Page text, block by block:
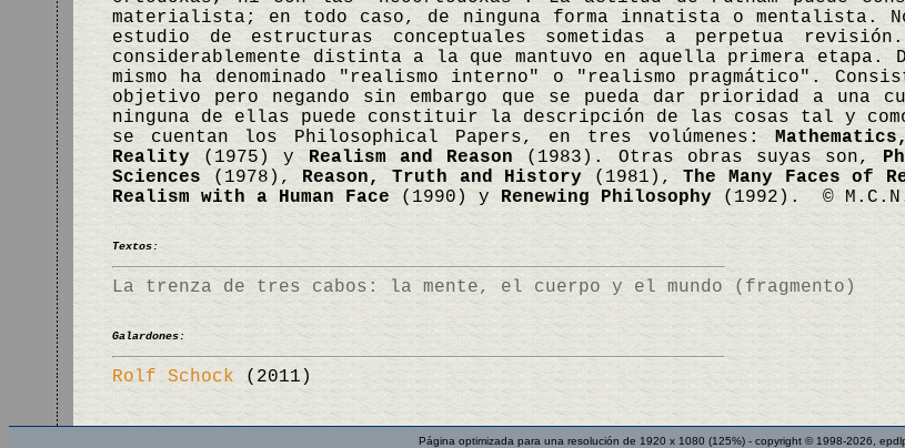
materialista; en todo caso, de ninguna forma innatista o mentalista.
estudio de estructuras conceptuales sometidas a perpetua
considerablemente distinta a la que mantuvo en aquella primera etapa.
mismo ha denominado "realismo interno" o "realismo pragmático".
objetivo pero negando sin embargo que se pueda dar prioridad a una
ninguna de ellas puede constituir la descripción de las cosas tal y
se cuentan los Philosophical Papers, en tres volúmenes:
Reality (1975) yRealism and Reason (1983). Otras obras suyas son,
Sciences (1978), Reason, Truth and History (1981),The Many Faces of
Realism with a Human Face(1990) y Renewing Philosophy (1992). ©
Textos:
La trenza de tres cabos: la mente, el cuerpo y el mundo (fragmento)
Galardones:
Rolf Schock (2011)
Página optimizada para una resolución de 1920 x 1080 (125%) - copyright © 1998-2026,